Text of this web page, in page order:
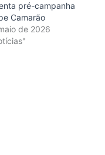
pré-campanha
Camarão
de 2026